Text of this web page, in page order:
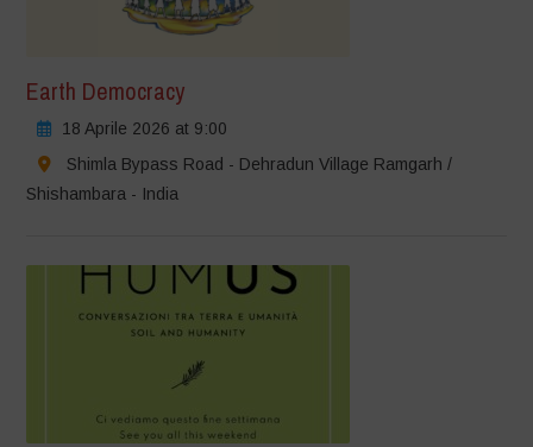
Earth Democracy
18 Aprile 2026 at 9:00
Shimla Bypass Road - Dehradun Village Ramgarh /
Shishambara - India